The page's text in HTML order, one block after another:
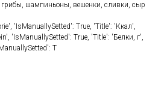
грибы, шампиньоны, вешенки, сливки, сыр
'IsManuallySetted': True, 'Title': 'Ккал',
'IsManuallySetted': True, 'Title': 'Белки, г',
T